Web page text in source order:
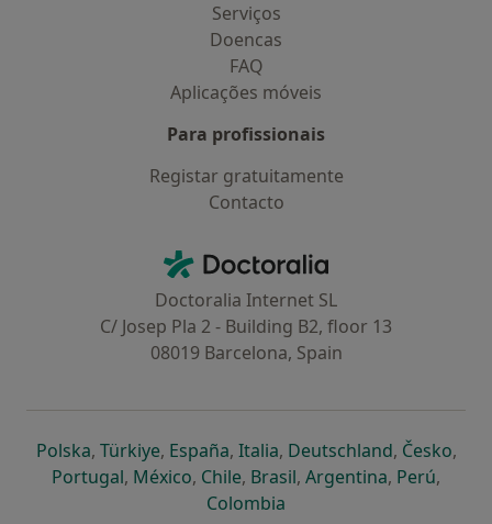
Serviços
Doencas
FAQ
Aplicações móveis
Para profissionais
Registar gratuitamente
Contacto
Doctoralia - Homepage
Doctoralia Internet SL
C/ Josep Pla 2 - Building B2, floor 13
08019 Barcelona, Spain
Polskaabre num novo separador
, Türkiyeabre num novo separador
, Españaabre num novo separador
, Italiaabre num novo
, Deutschlandabre num
, Česko,
Portugalabre num novo separador
, Méxicoabre num novo separador
, Chileabre num novo separador
, Brasilabre num novo
, Argentinaabre num
, Perúabre
,
Colombia